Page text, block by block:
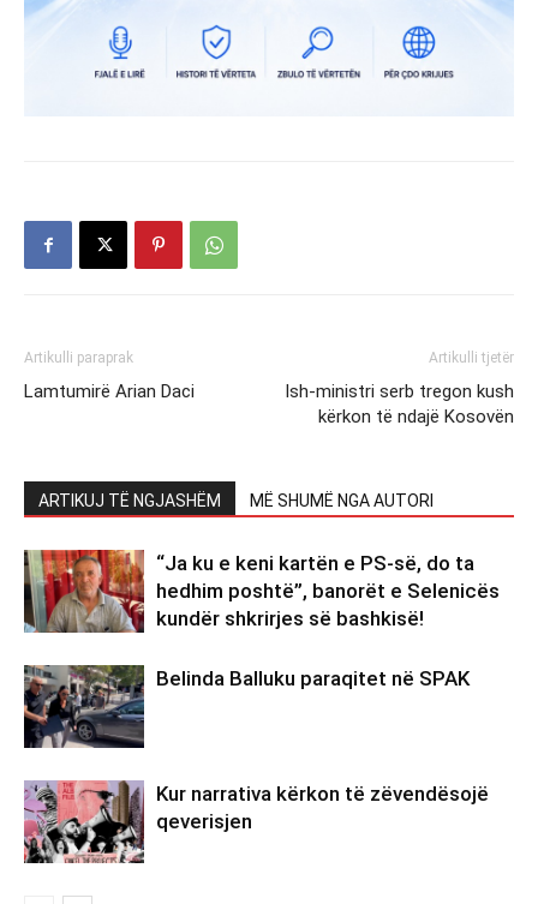
Artikulli paraprak
Lamtumirë Arian Daci
Artikulli tjetër
Ish-ministri serb tregon kush
kërkon të ndajë Kosovën
ARTIKUJ TË NGJASHËM MË SHUMË NGA AUTORI
“Ja ku e keni kartën e PS-së, do ta
hedhim poshtë”, banorët e Selenicës
kundër shkrirjes së bashkisë!
Belinda Balluku paraqitet në SPAK
Kur narrativa kërkon të zëvendësojë
qeverisjen